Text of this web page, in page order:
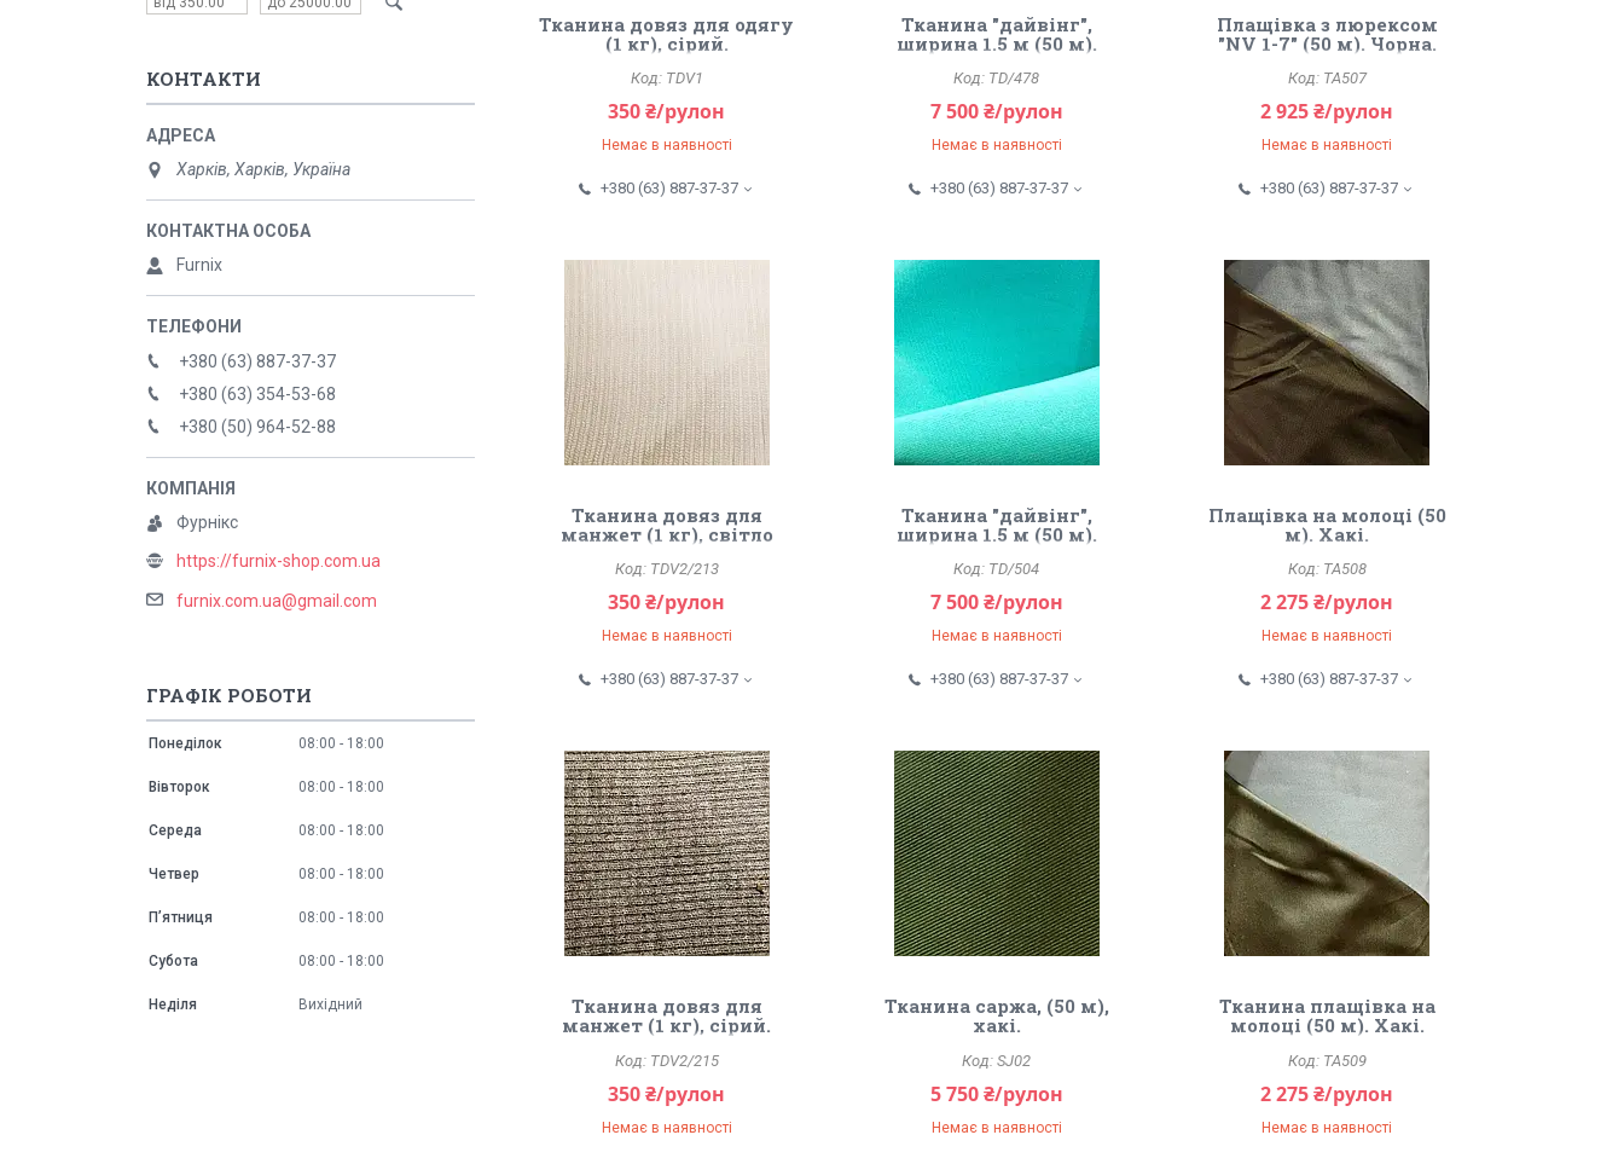
Тканина довяз для одягу
(1 кг), сірий.
TDV1
350 ₴/рулон
Немає в наявності
+380 (63) 887-37-37
Тканина "дайвінг",
ширина 1.5 м (50 м).
TD/478
7 500 ₴/рулон
Немає в наявності
+380 (63) 887-37-37
Плащівка з люрексом
"NV 1-7" (50 м). Чорна.
TA507
2 925 ₴/рулон
Немає в наявності
+380 (63) 887-37-37
Тканина довяз для
манжет (1 кг), світло
TDV2/213
350 ₴/рулон
Немає в наявності
+380 (63) 887-37-37
Тканина "дайвінг",
ширина 1.5 м (50 м).
TD/504
7 500 ₴/рулон
Немає в наявності
+380 (63) 887-37-37
Плащівка на молоці (50
м). Хакі.
TA508
2 275 ₴/рулон
Немає в наявності
+380 (63) 887-37-37
Тканина довяз для
манжет (1 кг), сірий.
TDV2/215
350 ₴/рулон
Немає в наявності
Тканина саржа, (50 м),
хакі.
SJ02
5 750 ₴/рулон
Немає в наявності
Тканина плащівка на
молоці (50 м). Хакі.
TA509
2 275 ₴/рулон
Немає в наявності
КОНТАКТИ
Харків, Харків, Україна
Furnix
+380 (63) 887-37-37
+380 (63) 354-53-68
+380 (50) 964-52-88
Фурнікс
https://furnix-shop.com.ua
furnix.com.ua@gmail.com
ГРАФІК РОБОТИ
Понеділок 08:00 18:00
Вівторок 08:00 18:00
Середа 08:00 18:00
Четвер 08:00 18:00
Пʼятниця 08:00 18:00
Субота 08:00 18:00
Неділя Вихідний